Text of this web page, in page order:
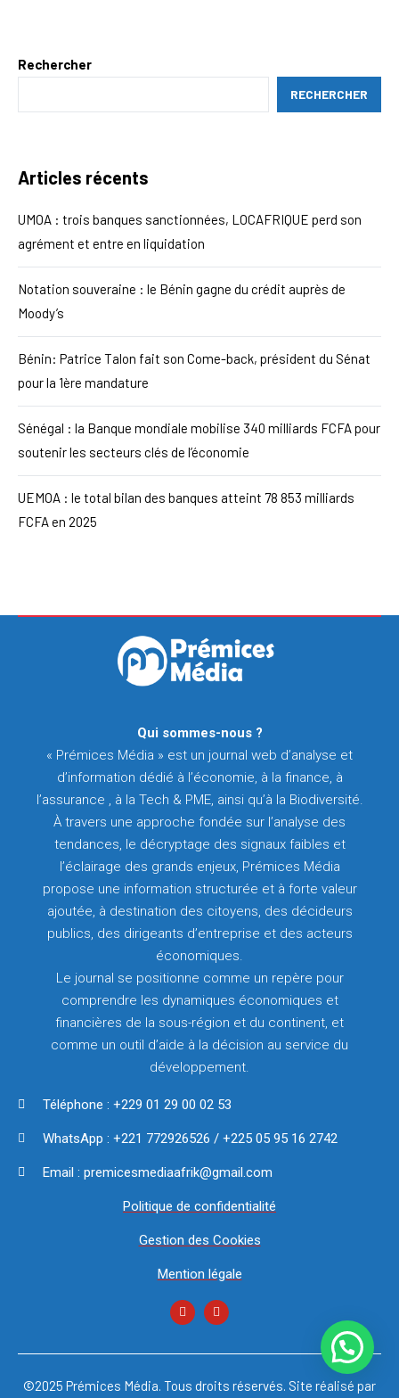
Rechercher
RECHERCHER
Articles récents
UMOA : trois banques sanctionnées, LOCAFRIQUE perd son
agrément et entre en liquidation
Notation souveraine : le Bénin gagne du crédit auprès de
Moody’s
Bénin: Patrice Talon fait son Come-back, président du Sénat
pour la 1ère mandature
Sénégal : la Banque mondiale mobilise 340 milliards FCFA pour
soutenir les secteurs clés de l’économie
UEMOA : le total bilan des banques atteint 78 853 milliards
FCFA en 2025
Qui sommes-nous ?
« Prémices Média » est un journal web d’analyse et
d’information dédié à l’économie, à la finance, à
l’assurance , à la Tech & PME, ainsi qu’à la Biodiversité.
À travers une approche fondée sur l’analyse des
tendances, le décryptage des signaux faibles et
l’éclairage des grands enjeux, Prémices Média
propose une information structurée et à forte valeur
ajoutée, à destination des citoyens, des décideurs
publics, des dirigeants d’entreprise et des acteurs
économiques.
Le journal se positionne comme un repère pour
comprendre les dynamiques économiques et
financières de la sous-région et du continent, et
comme un outil d’aide à la décision au service du
développement.
Téléphone : +229 01 29 00 02 53
WhatsApp : +221 772926526 / +225 05 95 16 2742
Email : premicesmediaafrik@gmail.com
Politique de confidentialité
Gestion des Cookies
Mention légale
©2025 Prémices Média. Tous droits réservés. Site réalisé par